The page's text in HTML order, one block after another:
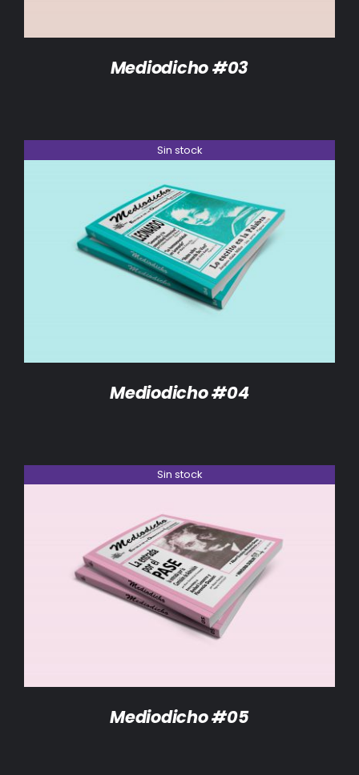
Mediodicho #03
Sin stock
DETALLES
Mediodicho #04
Sin stock
DETALLES
Mediodicho #05